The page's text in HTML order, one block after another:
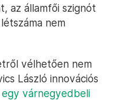
az államfői szignót
nem
vélhetően nem
László innovációs
egy várnegyedbeli